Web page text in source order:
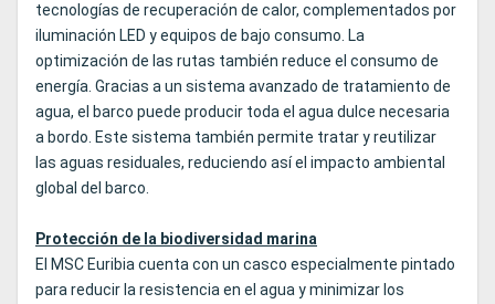
tecnologías de recuperación de calor, complementados por
iluminación LED y equipos de bajo consumo. La
optimización de las rutas también reduce el consumo de
energía. Gracias a un sistema avanzado de tratamiento de
agua, el barco puede producir toda el agua dulce necesaria
a bordo. Este sistema también permite tratar y reutilizar
las aguas residuales, reduciendo así el impacto ambiental
global del barco.
Protección de la biodiversidad marina
El MSC Euribia cuenta con un casco especialmente pintado
para reducir la resistencia en el agua y minimizar los